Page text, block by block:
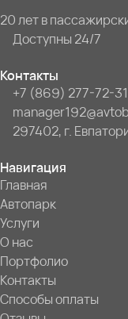
20 лет в
Доступны 24/7
Контакты
+7 (869) 277-72-31
297402, г.
Навигация
Главная
Автопарк
Услуги
О нас
Портфолио
Контакты
Способы оплаты